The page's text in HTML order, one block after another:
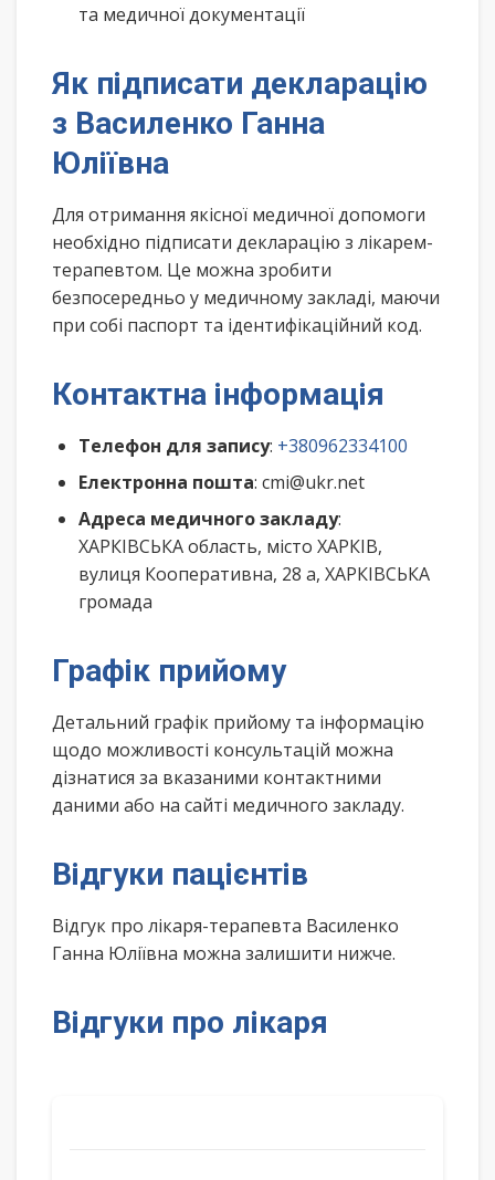
та медичної документації
Як підписати декларацію
з Василенко Ганна
Юліївна
Для отримання якісної медичної допомоги
необхідно підписати декларацію з лікарем-
терапевтом. Це можна зробити
безпосередньо у медичному закладі, маючи
при собі паспорт та ідентифікаційний код.
Контактна інформація
Телефон для запису: +380962334100
Електронна пошта: cmi@ukr.net
Адреса медичного закладу:
ХАРКІВСЬКА область, місто ХАРКІВ,
вулиця Кооперативна, 28 а, ХАРКІВСЬКА
громада
Графік прийому
Детальний графік прийому та інформацію
щодо можливості консультацій можна
дізнатися за вказаними контактними
даними або на сайті медичного закладу.
Відгуки пацієнтів
Відгук про лікаря-терапевта Василенко
Ганна Юліївна можна залишити нижче.
Відгуки про лікаря